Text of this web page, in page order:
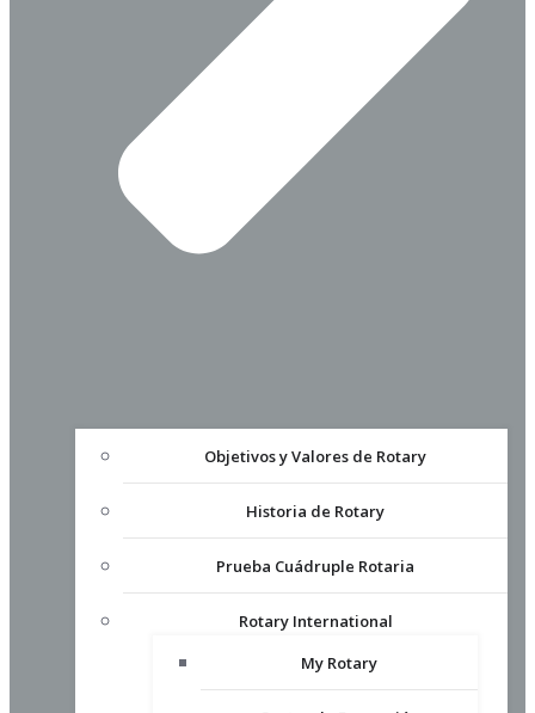
Objetivos y Valores de Rotary
Historia de Rotary
Prueba Cuádruple Rotaria
Rotary International
My Rotary